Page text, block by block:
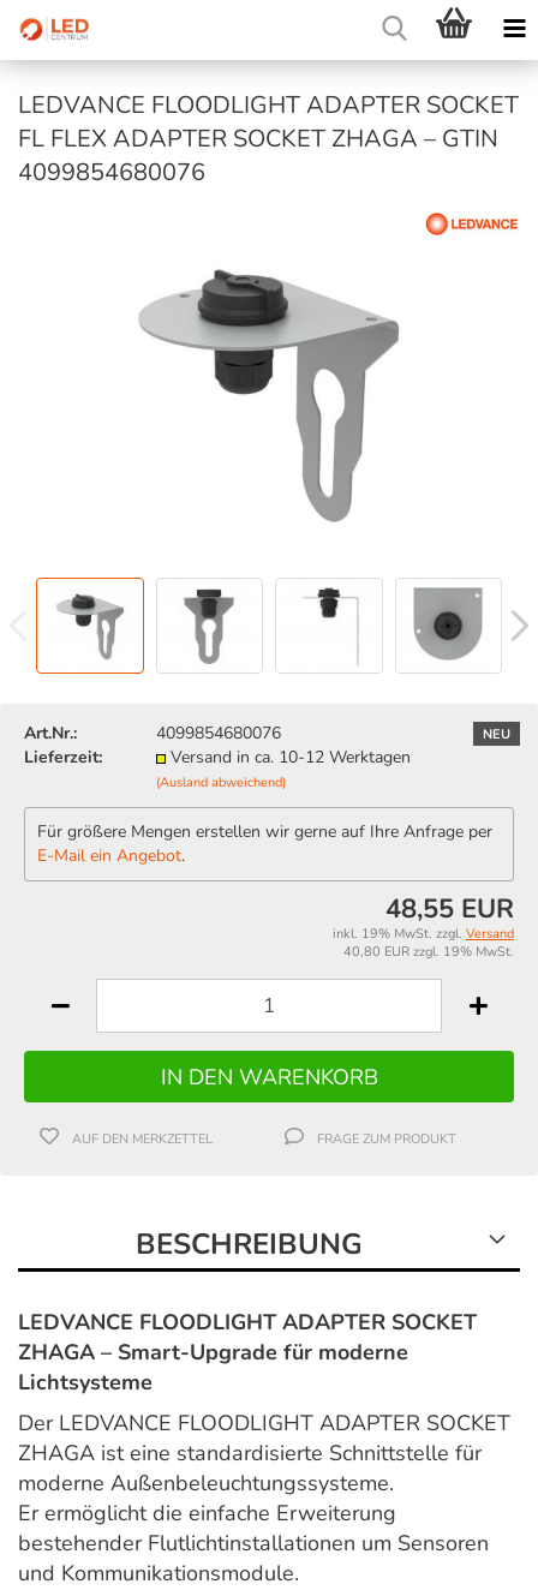
LEDVANCE FLOODLIGHT ADAPTER SOCKET
FL FLEX ADAPTER SOCKET ZHAGA – GTIN
4099854680076
NEU
Art.Nr.:
4099854680076
Lieferzeit:
Versand in ca. 10-12 Werktagen
(Ausland abweichend)
Für größere Mengen erstellen wir gerne auf Ihre Anfrage per
E-Mail ein Angebot.
48,55 EUR
inkl. 19% MwSt. zzgl. Versand
40,80 EUR zzgl. 19% MwSt.
AUF DEN MERKZETTEL FRAGE ZUM PRODUKT
BESCHREIBUNG
LEDVANCE FLOODLIGHT ADAPTER SOCKET
ZHAGA – Smart-Upgrade für moderne
Lichtsysteme
Der LEDVANCE FLOODLIGHT ADAPTER SOCKET
ZHAGA ist eine standardisierte Schnittstelle für
moderne Außenbeleuchtungssysteme.
Er ermöglicht die einfache Erweiterung
bestehender Flutlichtinstallationen um Sensoren
und Kommunikationsmodule.